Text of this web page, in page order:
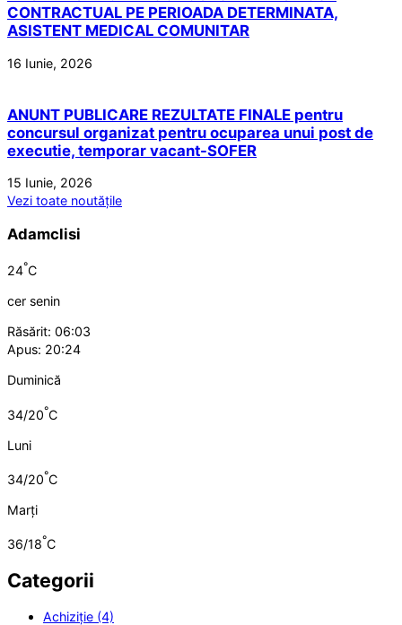
CONTRACTUAL PE PERIOADA DETERMINATA,
ASISTENT MEDICAL COMUNITAR
16 Iunie, 2026
ANUNT PUBLICARE REZULTATE FINALE pentru
concursul organizat pentru ocuparea unui post de
executie, temporar vacant-SOFER
15 Iunie, 2026
Vezi toate noutățile
Adamclisi
24°C
cer senin
Răsărit: 06:03
Apus: 20:24
Duminică
34/20°C
Luni
34/20°C
Marți
36/18°C
Categorii
Achiziție (4)